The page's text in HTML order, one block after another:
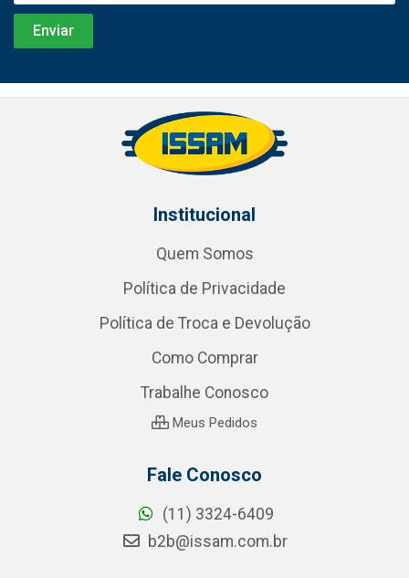
Institucional
Quem Somos
Política de Privacidade
Política de Troca e Devolução
Como Comprar
Trabalhe Conosco
Meus Pedidos
Fale Conosco
(11) 3324-6409
b2b@issam.com.br